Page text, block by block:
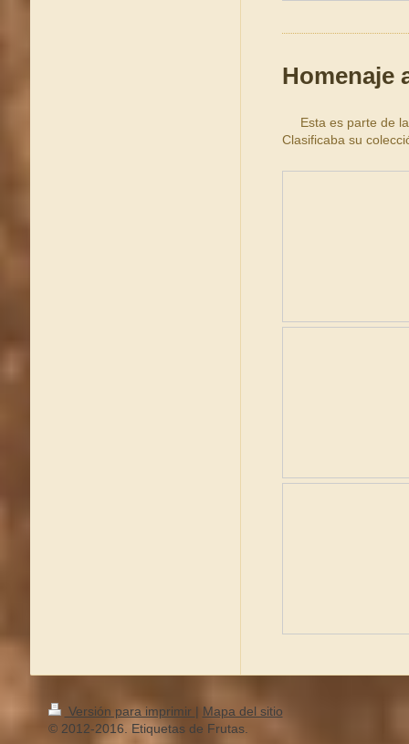
Homenaje
Esta es parte de la
Clasificaba su
Versión para imprimir | Mapa del sitio
© 2012-2016. Etiquetas de Frutas.